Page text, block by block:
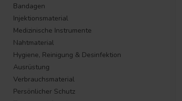
Bandagen
Injektionsmaterial
Medizinische Instrumente
Nahtmaterial
Hygiene, Reinigung & Desinfektion
Ausrüstung
Verbrauchsmaterial
Persönlicher Schutz